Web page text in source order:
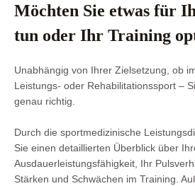
Möchten Sie etwas für
tun oder Ihr Training
Unabhängig von Ihrer Zielsetzung, ob
Leistungs- oder Rehabilitationssport –
genau richtig.
Durch die sportmedizinische
Sie einen detaillierten Überblick über
Ausdauerleistungsfähigkeit, Ihr
Stärken und Schwächen im Training.